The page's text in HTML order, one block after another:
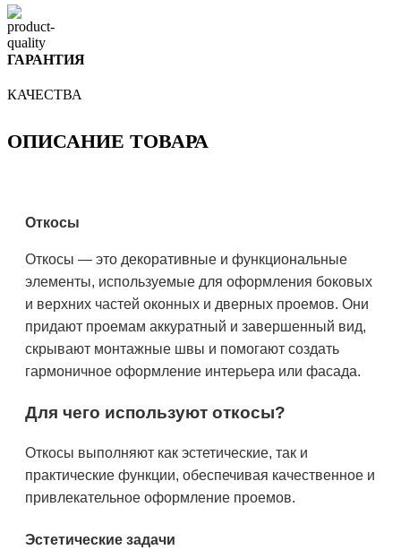
ГАРАНТИЯ
КАЧЕСТВА
ОПИСАНИЕ ТОВАРА
Откосы
Откосы — это декоративные и функциональные
элементы, используемые для оформления боковых
и верхних частей оконных и дверных проемов. Они
придают проемам аккуратный и завершенный вид,
скрывают монтажные швы и помогают создать
гармоничное оформление интерьера или фасада.
Для чего используют откосы?
Откосы выполняют как эстетические, так и
практические функции, обеспечивая качественное и
привлекательное оформление проемов.
Эстетические задачи